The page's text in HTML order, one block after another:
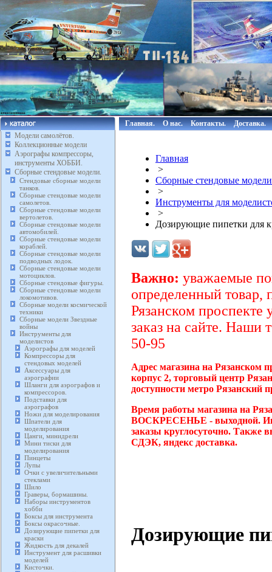
Модели самолётов.
Коллекционные модели
Аэрографы компрессоры,
инструменты ХОББИ.
Сборные стендовые модели.
Стендовые сборные модели
танков.
Сборные стендовые модели
самолетов.
Сборные стендовые модели
вертолетов.
Сборные стендовые модели
автомобилей.
Сборные стендовые модели
кораблей.
Сборные стендовые модели
подводных лодок.
Сборные стендовые модели
мотоциклов.
Сборные стендовые фигуры.
Сборные стендовые модели
локомотивов.
Сборные модели космической
техники
Сборные модели Звездные
войны
Инструменты для
моделистов
Аэрографы для моделей
Компрессоры для
стендовых моделей
Аксессуары для
аэрографии
Шланги для аэрографов и
компрессоров.
Подставки для
аэрографов
Ножи для моделирования
Шпатели для
моделирования
Цанги, минидрели
Мини тиски для
моделирования
Пинцеты
Лупы
Очки с увеличительными
стеклами
Шило
Граверы, бормашины.
Наборы инструментов
хобби
Боксы для инструмента
Боксы окрасочные.
Дозирующие пипетки для
краски
Жидкость для декалей
Инструмент для расшивки
моделей
Кисточки.
Главная. О нас. Контакты. Доставка.
Главная
>
Сборные стендовые
>
Инструменты для
>
Дозирующие пипетки для
Важно: уважаемые
определенный товар,
Рязанском проспекте
заказ на сайте. Наши
50-95
Адрес магазина на Рязанском
корпус 2, торговый центр
доступности метро Рязанский
Время работы магазина на
ВОСКРЕСЕНЬЕ - выходной.
заказы круглосуточно. Также
СДЭК, яндекс доставка.
Дозирующие